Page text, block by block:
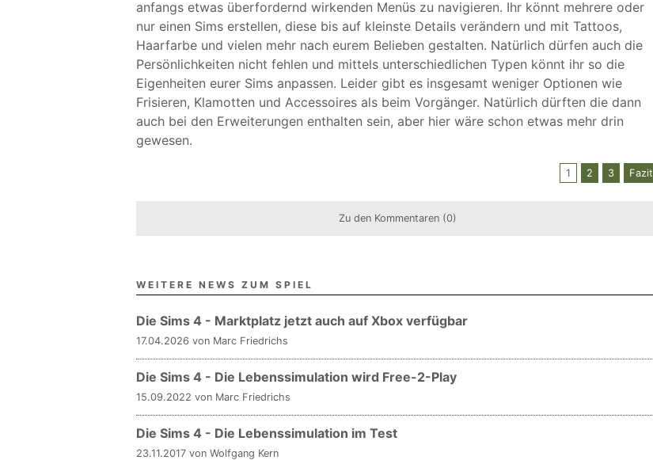
anfangs etwas überfordernd wirkenden Menüs zu navigieren. Ihr könnt mehrere oder
nur einen Sims erstellen, diese bis auf kleinste Details verändern und mit Tattoos,
Haarfarbe und vielen mehr nach eurem Belieben gestalten. Natürlich dürfen auch die
Persönlichkeiten nicht fehlen und mittels unterschiedlichen Typen könnt ihr so die
Eigenheiten eurer Sims anpassen. Leider gibt es insgesamt weniger Optionen wie
Frisieren, Klamotten und Accessoires als beim Vorgänger. Natürlich dürften die dann
auch bei den Erweiterungen enthalten sein, aber hier wäre schon etwas mehr drin
gewesen.
1 2 3 Fazit
Zu den Kommentaren (0)
WEITERE NEWS ZUM SPIEL
Die Sims 4 - Marktplatz jetzt auch auf Xbox verfügbar
17.04.2026 von Marc Friedrichs
Die Sims 4 - Die Lebenssimulation wird Free-2-Play
15.09.2022 von Marc Friedrichs
Die Sims 4 - Die Lebenssimulation im Test
23.11.2017 von Wolfgang Kern